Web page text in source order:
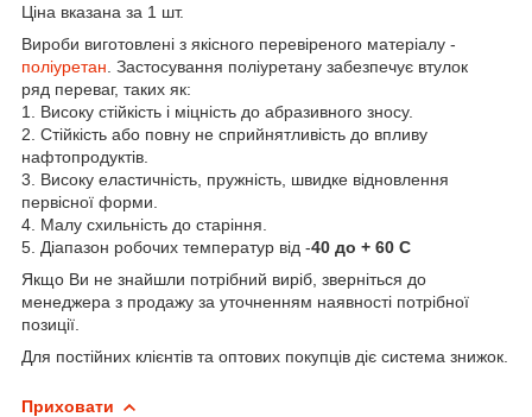
Ціна вказана за 1 шт.
Вироби виготовлені з якісного перевіреного матеріалу -
поліуретан . Застосування поліуретану забезпечує втулок
ряд переваг, таких як:
1. Високу стійкість і міцність до абразивного зносу.
2. Стійкість або повну не сприйнятливість до впливу
нафтопродуктів.
3. Високу еластичність, пружність, швидке відновлення
первісної форми.
4. Малу схильність до старіння.
5. Діапазон робочих температур від -40 до + 60 С
Якщо Ви не знайшли потрібний виріб, зверніться до
менеджера з продажу за уточненням наявності потрібної
позиції.
Для постійних клієнтів та оптових покупців діє система знижок.
Приховати